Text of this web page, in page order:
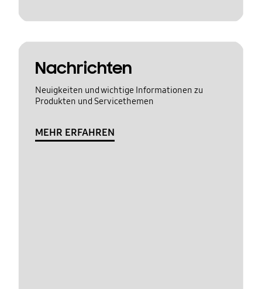
Nachrichten
Neuigkeiten und wichtige Informationen zu
Produkten und Servicethemen
MEHR ERFAHREN